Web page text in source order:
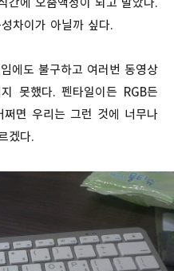
차이가 아닐까 싶다.
에도 불구하고 여러번 동영상
못했다. 펜타일이든 RGB든
면 우리는 그런 것에 너무나
겠다.